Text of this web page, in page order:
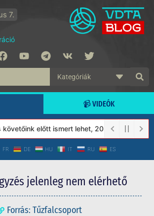
7.
📹 VIDEÓK
előtt ismert lehet, 2023-tól a Védett
FR DE HU IT RU ES
jelenleg nem elérhető
Forrás: Tűzfalcsoport